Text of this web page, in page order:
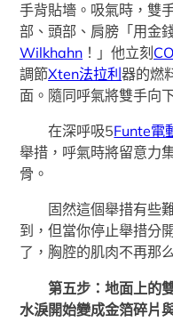
手背貼墻。吸氣時，雙
部、頭部、肩膀「用金
Wilkhahn ！」他立刻
調節Xten法拉利器的燃
面。隨同呼氣將雙手向
在深呼吸5Funte電
舉措，呼氣時將留意力
骨。
固然這個舉措有些
到，但當你停止舉措分
了，胸腔的肌肉不再那
第五步：地面上的
水淚開始變成金箔碎片